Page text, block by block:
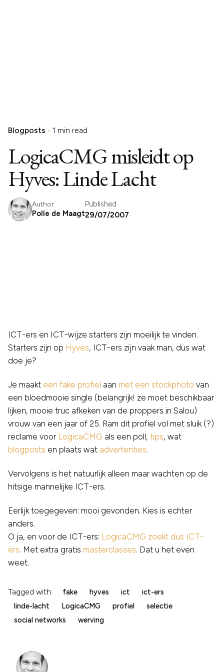
Blogposts 1 min read
LogicaCMG misleidt op
Hyves: Linde Lacht
Author
Polle de Maagt
Published
29/07/2007
ICT-ers en ICT-wijze starters zijn moeilijk te vinden.
Starters zijn op Hyves, ICT-ers zijn vaak man, dus wat
doe je?
Je maakt een fake profiel aan met een stockphoto van
een bloedmooie single (belangrijk! ze moet beschikbaar
lijken, mooie truc afkeken van de proppers in Salou)
vrouw van een jaar of 25. Ram dit profiel vol met sluik (?)
reclame voor LogicaCMG als een poll, tips, wat
blogposts en plaats wat advertenties.
Vervolgens is het natuurlijk alleen maar wachten op de
hitsige mannelijke ICT-ers.
Eerlijk toegegeven: mooi gevonden. Kies is echter
anders.
O ja, en voor de ICT-ers: LogicaCMG zoekt dus ICT-
ers. Met extra gratis masterclasses. Dat u het even
weet.
Tagged with: fake hyves ict
ict-ers
linde-lacht
LogicaCMG profiel
selectie
social networks
werving